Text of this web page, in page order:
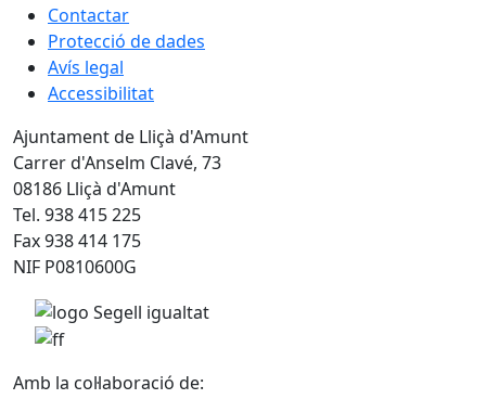
Contactar
Protecció de dades
Avís legal
Accessibilitat
Ajuntament de Lliçà d'Amunt
Carrer d'Anselm Clavé, 73
08186 Lliçà d'Amunt
Tel. 938 415 225
Fax 938 414 175
NIF P0810600G
Amb la col·laboració de: